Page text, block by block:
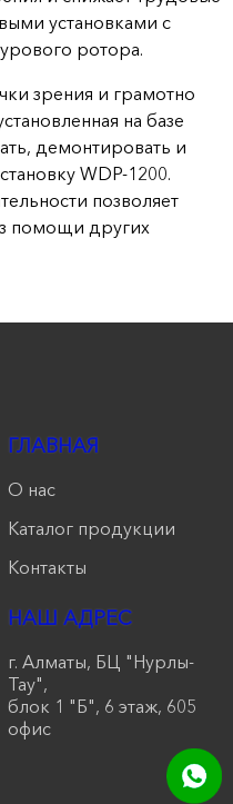
установками с
ротора.
зрения и грамотно
на базе
демонтировать и
WDP-1200.
позволяет
помощи других
ГЛАВНАЯ
О нас
Каталог продукции
Контакты
НАШ АДРЕС
г. Алматы, БЦ "Нурлы-
Тау",
блок 1 "Б", 6 этаж, 605
офис